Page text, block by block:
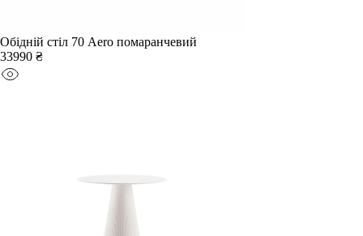
Обідній стіл 70 Aero помаранчевий
33990 ₴